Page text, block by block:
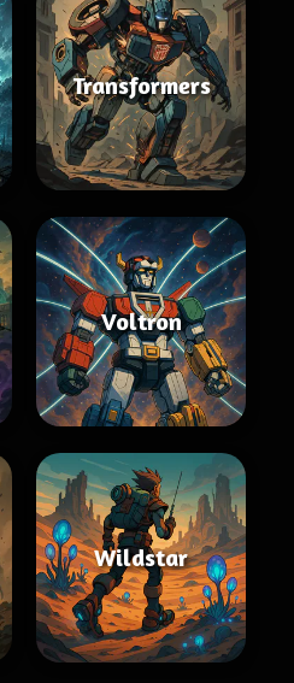
Transformers
Voltron
Wildstar